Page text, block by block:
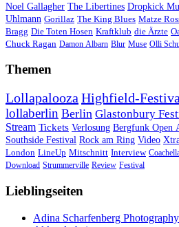
Noel Gallagher The Libertines Dropkick
Uhlmann Gorillaz The King Blues Matze
Bragg Die Toten Hosen Kraftklub die Ärzte
Chuck Ragan Damon Albarn Blur Muse Olli
Themen
Lollapalooza Highfield-
lollaberlin Berlin Glastonbury
Stream Tickets Verlosung Bergfunk Open
Southside Festival Rock am Ring Video
London LineUp Mitschnitt Interview
Download Strummerville Review Festival
Lieblingseiten
Adina Scharfenberg Photography